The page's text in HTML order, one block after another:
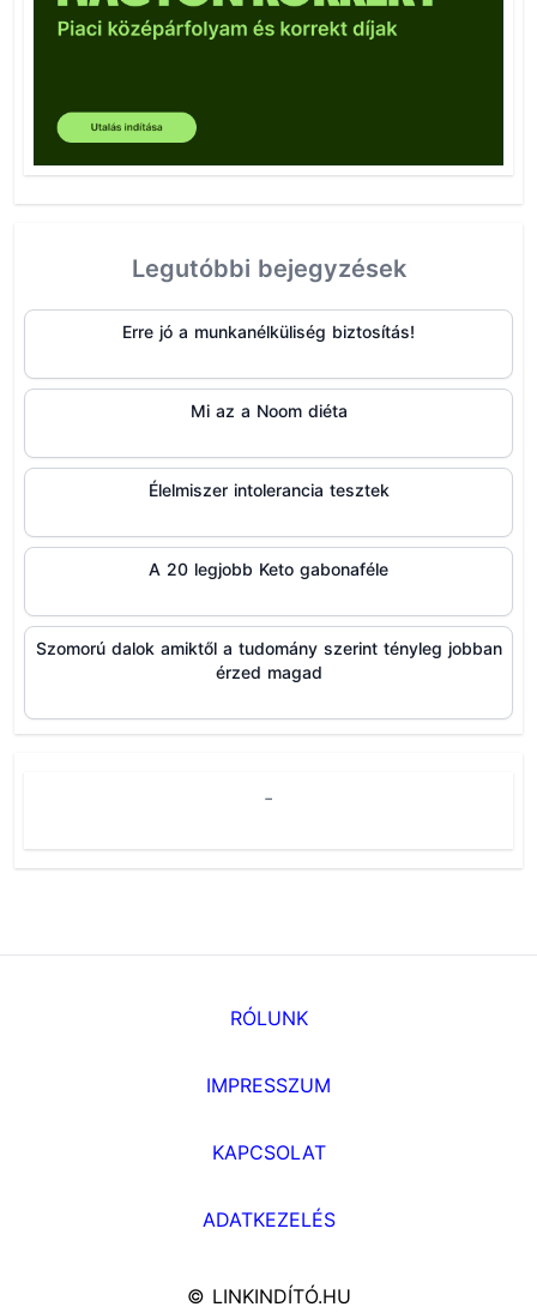
Legutóbbi bejegyzések
Erre jó a munkanélküliség biztosítás!
Mi az a Noom diéta
Élelmiszer intolerancia tesztek
A 20 legjobb Keto gabonaféle
Szomorú dalok amiktől a tudomány szerint tényleg jobban
érzed magad
-
RÓLUNK
IMPRESSZUM
KAPCSOLAT
ADATKEZELÉS
© LINKINDÍTÓ.HU